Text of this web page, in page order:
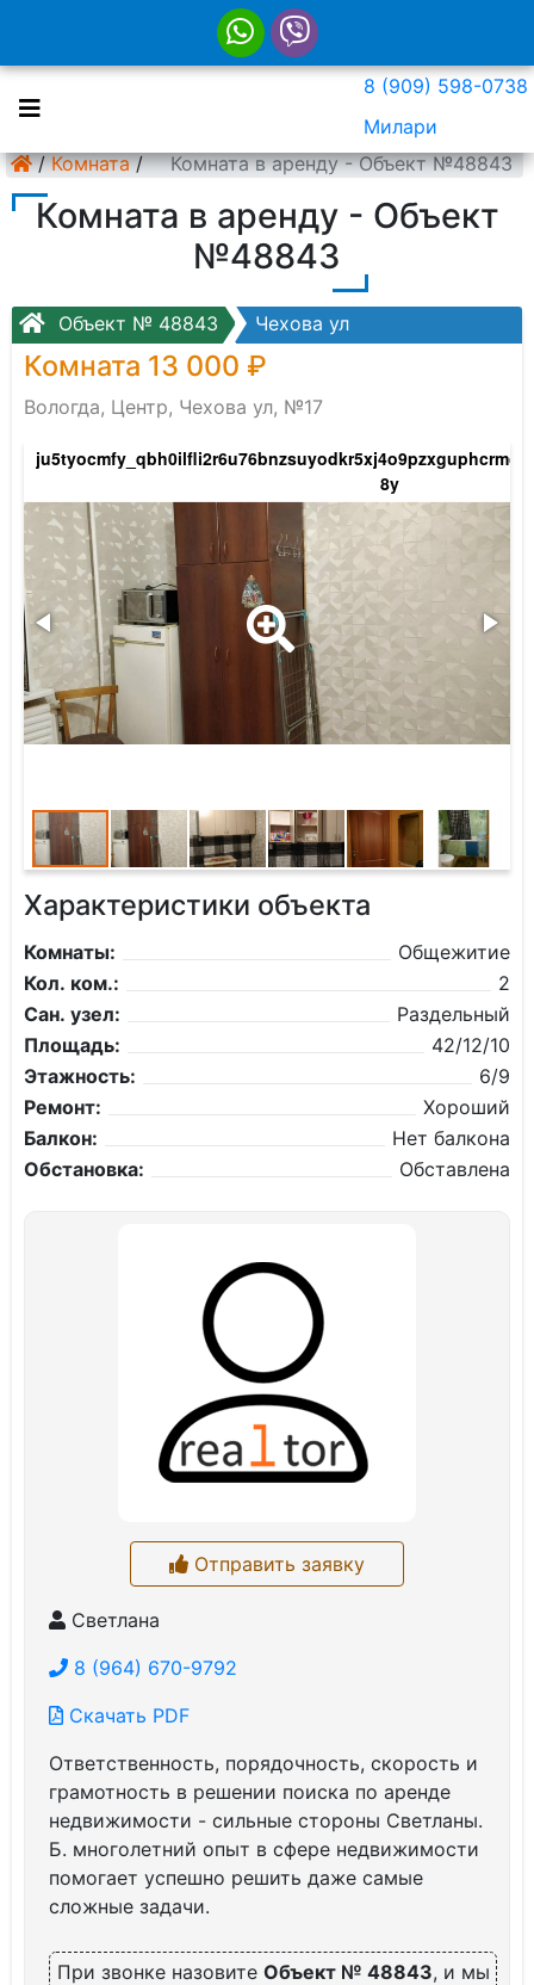
8 (909) 598-0738
Милари
/ Комната / Комната в аренду - Объект №48843
Комната в аренду - Объект
№48843
Объект № 48843 Чехова ул
Комната 13 000 ₽
Вологда, Центр, Чехова ул, №17
8y
Характеристики объекта
Комнаты:
Общежитие
Кол. ком.:
2
Сан. узел:
Раздельный
Площадь:
42/12/10
Этажность:
6/9
Ремонт:
Хороший
Балкон:
Нет балкона
Обстановка:
Обставлена
Отправить заявку
Светлана
8 (964) 670-9792
Скачать PDF
Ответственность, порядочность, скорость и
грамотность в решении поиска по аренде
недвижимости - сильные стороны Светланы.
Б. многолетний опыт в сфере недвижимости
помогает успешно решить даже самые
сложные задачи.
При звонке назовите Объект № 48843, и мы